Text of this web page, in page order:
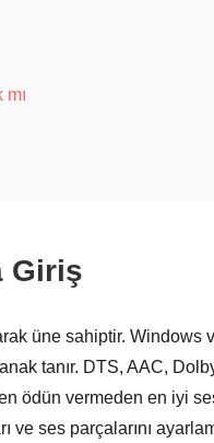
Giriş
üne sahiptir. Windows
tanır. DTS, AAC,
ödün vermeden en iyi
ve ses parçalarını